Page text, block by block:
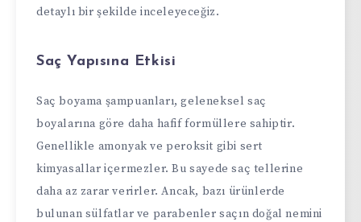
detaylı bir şekilde inceleyeceğiz.
Saç Yapısına Etkisi
Saç boyama şampuanları, geleneksel saç
boyalarına göre daha hafif formüllere sahiptir.
Genellikle amonyak ve peroksit gibi sert
kimyasallar içermezler. Bu sayede saç tellerine
daha az zarar verirler. Ancak, bazı ürünlerde
bulunan sülfatlar ve parabenler saçın doğal nemini